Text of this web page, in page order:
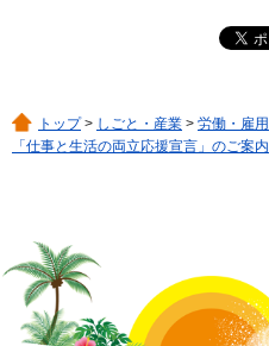
トップ> しごと・産業 > 労働・雇用
「仕事と生活の両立応援宣言」のご案内